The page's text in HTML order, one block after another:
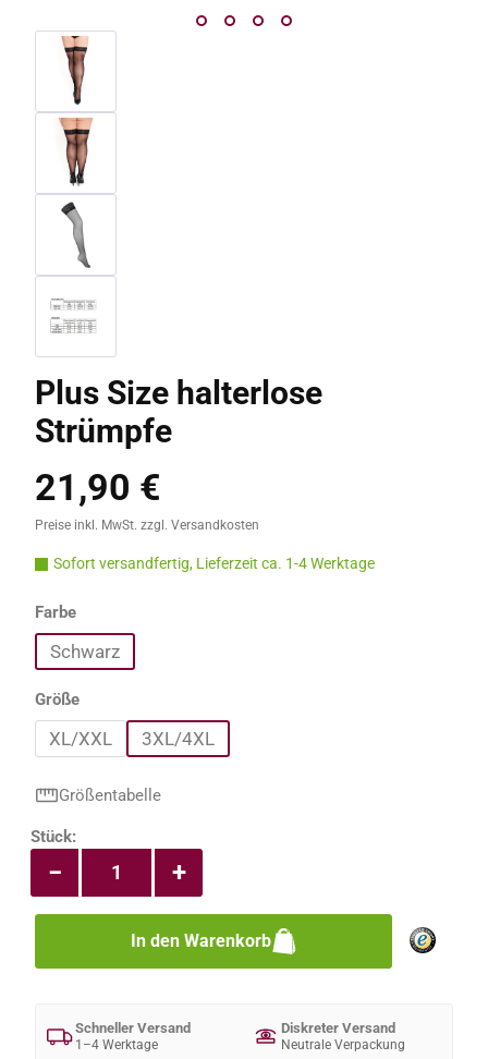
Plus Size halterlose
Strümpfe
Regulärer Preis:
21,90 €
Preise inkl. MwSt. zzgl. Versandkosten
Sofort versandfertig, Lieferzeit ca. 1-4 Werktage
Farbeauswählen
Schwarz
Größeauswählen
XL/XXL 3XL/4XL
Größentabelle
Produkt Anzahl: Gib den gewünschten
Stück:
+
−
In den Warenkorb
Schneller Versand
1–4 Werktage
Diskreter Versand
Neutrale Verpackung